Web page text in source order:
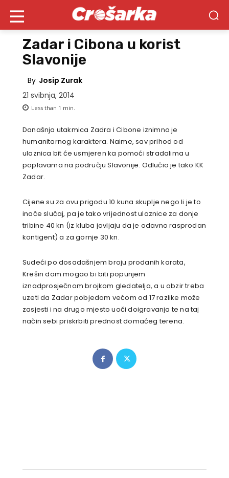
Zadar i Cibona u korist
Slavonije
By Josip Zurak
21 svibnja, 2014
Less than 1 min.
Današnja utakmica Zadra i Cibone iznimno je
humanitarnog karaktera. Naime, sav prihod od
ulaznica bit će usmjeren ka pomoći stradalima u
poplavama na području Slavonije. Odlučio je tako KK
Zadar.
Cijene su za ovu prigodu 10 kuna skuplje nego li je to
inače slučaj, pa je tako vrijednost ulaznice za donje
tribine 40 kn (iz kluba javljaju da je odavno rasprodan
kontigent) a za gornje 30 kn.
Sudeći po dosadašnjem broju prodanih karata,
Krešin dom mogao bi biti popunjem
iznadprosječnom brojkom gledatelja, a u obzir treba
uzeti da Zadar pobjedom većom od 17 razlike može
zasjesti i na drugo mjesto uoči doigravanja te na taj
način sebi priskrbiti prednost domaćeg terena.